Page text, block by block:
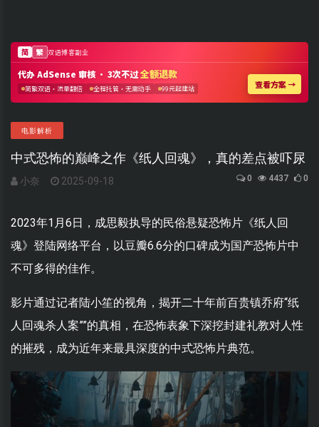
电影解析
中式恐怖的巅峰之作《纸人回魂》，真的差点被吓尿
小奈 2025-09-18 0 4437 0
2023年1月6日，成思毅执导的民俗悬疑恐怖片《纸人回
魂》登陆网络平台，以豆瓣6.6分的口碑成为国产恐怖片中
不可多得的佳作。
影片通过记者陆小笙的视角，揭开二十年前百贵镇乔府“纸
人回魂杀人案””的真相，在恐怖表象下深挖封建礼教对人性
的摧残，成为近年来最具深度的中式恐怖片典范。